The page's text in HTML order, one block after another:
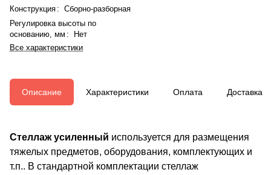
Конструкция : Сборно-разборная
Регулировка высоты по
основанию, мм :
Нет
Все характеристики
Описание Характеристики Оплата Доставка
Стеллаж усиленный используется для размещения
тяжелых предметов, оборудования, комплектующих и
т.п.. В стандартной комплектации стеллаж